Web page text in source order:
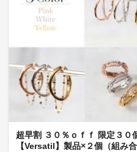
超早割 ３０％ｏｆｆ 限定３０
【Versatil】製品×２個（組み